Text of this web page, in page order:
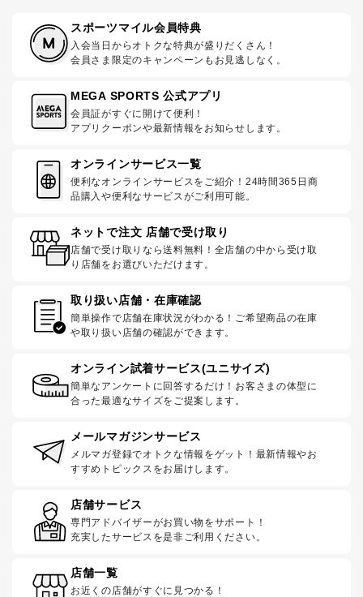
スポーツマイル会員特典
入会当日からオトクな特典が盛りだくさん！
会員さま限定のキャンペーンもお見逃しなく。
MEGA SPORTS 公式アプリ
会員証がすぐに開けて便利！
アプリクーポンや最新情報をお知らせします。
オンラインサービス一覧
便利なオンラインサービスをご紹介！24時間365日商
品購入や便利なサービスがご利用可能。
ネットで注文 店舗で受け取り
店舗で受け取りなら送料無料！全店舗の中から受け取
り店舗をお選びいただけます。
取り扱い店舗・在庫確認
簡単操作で店舗在庫状況がわかる！ご希望商品の在庫
や取り扱い店舗の確認ができます。
オンライン試着サービス(ユニサイズ)
簡単なアンケートに回答するだけ！お客さまの体型に
合った最適なサイズをご提案します。
メールマガジンサービス
メルマガ登録でオトクな情報をゲット！最新情報やお
すすめトピックスをお届けします。
店舗サービス
専門アドバイザーがお買い物をサポート！
充実したサービスを是非ご利用ください。
店舗一覧
お近くの店舗がすぐに見つかる！